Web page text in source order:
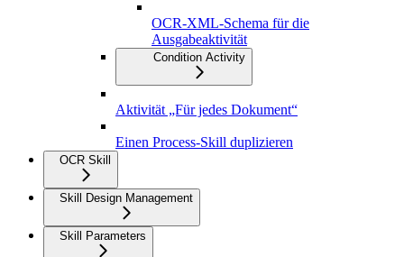
OCR-XML-Schema für die
Ausgabeaktivität
Condition Activity
Aktivität „Für jedes Dokument“
Einen Process-Skill duplizieren
OCR Skill
Skill Design Management
Skill Parameters